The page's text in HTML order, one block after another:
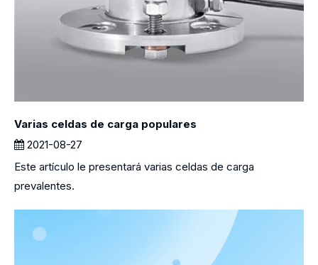
Varias celdas de carga populares
2021-08-27
Este artículo le presentará varias celdas de carga
prevalentes.